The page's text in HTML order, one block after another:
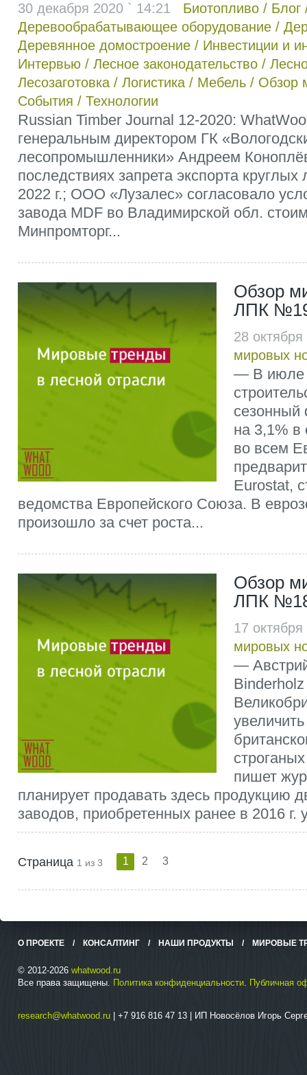
30 декабря 2020 ` 14:21 Биотопливо / Блог
Деревообрабатывающее оборудование /
Деревянное домостроение / Инвестиции и
Интервью / Лесное законодательство /
Лесозаготовка / Логистика / Мебель / Обзор
События / Технологии
Russian Timber Journal 12-2020:
генеральным директором ГК
лесопромышленники» Андреем
последствиях запрета экспорта
2022 г.; ООО «Лузалес» согласовало
завода MDF во Владимирской обл.
Минпромторг...
Обзор
ЛПК
28
мировых
— В июле
сезонный
на 3,1% в
во всем
Eurostat,
ведомства Европейского Союза. В
произошло за счет роста...
Обзор
ЛПК
17
мировых
—
пишет
планирует продавать здесь продукцию
заводов, приобретенных ранее в 2016 г.
Страница 1 из 3 1 2 3
О ПРОЕКТЕ / КОНСАЛТИНГ / НАШИ ПРОДУКТЫ / МИРОВЫЕ
© 2012-2026 whatwood.ru
Все права защищены. Политика конфиденциальности. Публичная
research@whatwood.ru | +7 916 816 47 13 | ИП Новосёлов Игорь